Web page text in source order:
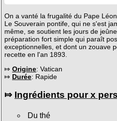
On a vanté la frugalité du Pape Léon
Le Souverain pontife, qui ne s'est
même, se soutient les jours de
préparation fort simple qui paraît
exceptionnelles, et dont un zouave
recette en l'an 1893.
⤇ Origine: Vatican
⤇ Durée: Rapide
⤇ Ingrédients pour x
Du thé